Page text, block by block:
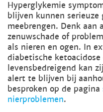
Hyperglykemie
blijven kunnen serieuze
meebrengen. Denk aan
zenuwschade of
als nieren en ogen. In
diabetische
levensbedreigend kan
alert te blijven bij
besproken op de pagina
nierproblemen.